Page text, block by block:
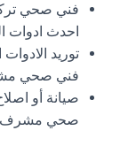
فني صحي
احدث ادوات
توريد
فني صحي
صيانة أو
صحي مشرف